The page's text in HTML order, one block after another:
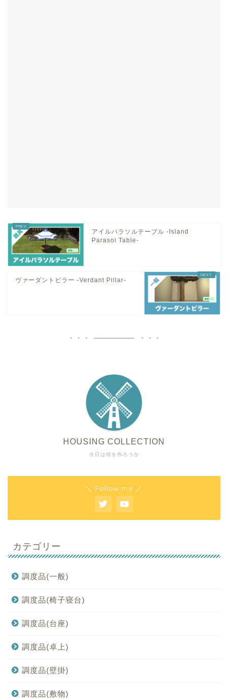
アイルパラソルテーブル -Island
Parasol Table-
ヴァーダントピラー -Verdant Pillar-
今日は何を作ろうか
HOUSING COLLECTION
＼ Follow me ／
カテゴリー
調度品(一般)
調度品(椅子寝台)
調度品(台座)
調度品(卓上)
調度品(壁掛)
調度品(敷物)